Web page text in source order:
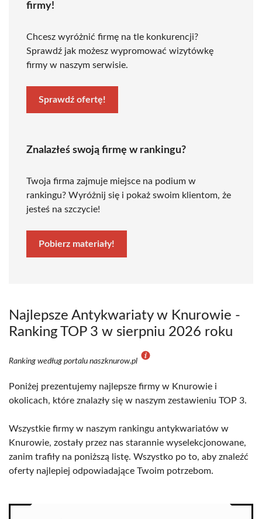
firmy!
Chcesz wyróżnić firmę na tle konkurencji?
Sprawdź jak możesz wypromować wizytówkę
firmy w naszym serwisie.
Sprawdź ofertę!
Znalazłeś swoją firmę w rankingu?
Twoja firma zajmuje miejsce na podium w
rankingu? Wyróżnij się i pokaż swoim klientom, że
jesteś na szczycie!
Pobierz materiały!
Najlepsze Antykwariaty w Knurowie -
Ranking TOP 3 w sierpniu 2026 roku
Ranking według portalu naszknurow.pl
Poniżej prezentujemy najlepsze firmy w Knurowie i
okolicach, które znalazły się w naszym zestawieniu TOP 3.
Wszystkie firmy w naszym rankingu antykwariatów w
Knurowie, zostały przez nas starannie wyselekcjonowane,
zanim trafiły na poniższą listę. Wszystko po to, aby znaleźć
oferty najlepiej odpowiadające Twoim potrzebom.